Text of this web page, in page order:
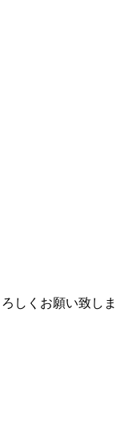
しくお願い致しま